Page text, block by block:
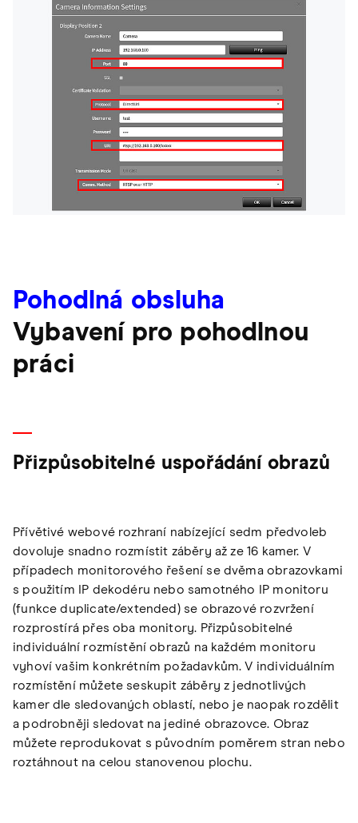
Pohodlná obsluha
Vybavení pro pohodlnou
práci
Přizpůsobitelné uspořádání obrazů
Přívětivé webové rozhraní nabízející sedm předvoleb
dovoluje snadno rozmístit záběry až ze 16 kamer. V
případech monitorového řešení se dvěma obrazovkami
s použitím IP dekodéru nebo samotného IP monitoru
(funkce duplicate/extended) se obrazové rozvržení
rozprostírá přes oba monitory. Přizpůsobitelné
individuální rozmístění obrazů na každém monitoru
vyhoví vašim konkrétním požadavkům. V individuálním
rozmístění můžete seskupit záběry z jednotlivých
kamer dle sledovaných oblastí, nebo je naopak rozdělit
a podrobněji sledovat na jediné obrazovce. Obraz
můžete reprodukovat s původním poměrem stran nebo
roztáhnout na celou stanovenou plochu.